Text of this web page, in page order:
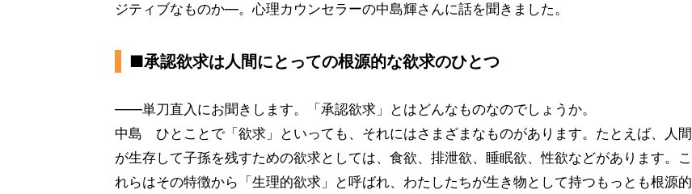
ジティブなものか—。心理カウンセラーの中島輝さんに話を聞きました。
■承認欲求は人間にとっての根源的な欲求のひとつ
——単刀直入にお聞きします。「承認欲求」とはどんなものなのでしょうか。
中島 ひとことで「欲求」といっても、それにはさまざまなものがあります。たとえば、人間
が生存して子孫を残すための欲求としては、食欲、排泄欲、睡眠欲、性欲などがあります。こ
れらはその特徴から「生理的欲求」と呼ばれ、わたしたちが生き物として持つもっとも根源的